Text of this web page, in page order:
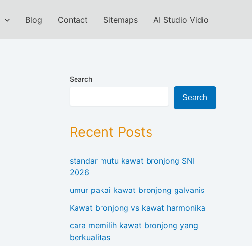
Blog Contact Sitemaps AI Studio Vidio
Search
Search
Recent Posts
standar mutu kawat bronjong SNI
2026
umur pakai kawat bronjong galvanis
Kawat bronjong vs kawat harmonika
cara memilih kawat bronjong yang
berkualitas